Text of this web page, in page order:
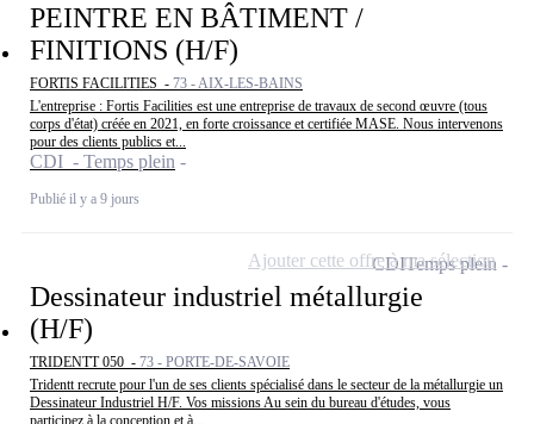
PEINTRE EN BÂTIMENT /
FINITIONS (H/F)
FORTIS FACILITIES - 73 - AIX-LES-BAINS
L'entreprise : Fortis Facilities est une entreprise de travaux de second œuvre (tous
corps d'état) créée en 2021, en forte croissance et certifiée MASE. Nous intervenons
pour des clients publics et...
CDI - Temps plein
Publié il y a 9 jours
Dessinateur industriel métallurgie
(H/F)
TRIDENTT 050 - 73 - PORTE-DE-SAVOIE
Tridentt recrute pour l'un de ses clients spécialisé dans le secteur de la métallurgie un
Dessinateur Industriel H/F. Vos missions Au sein du bureau d'études, vous
participez à la conception et à...
CDITemps plein
Ajouter cette offre à ma sélection